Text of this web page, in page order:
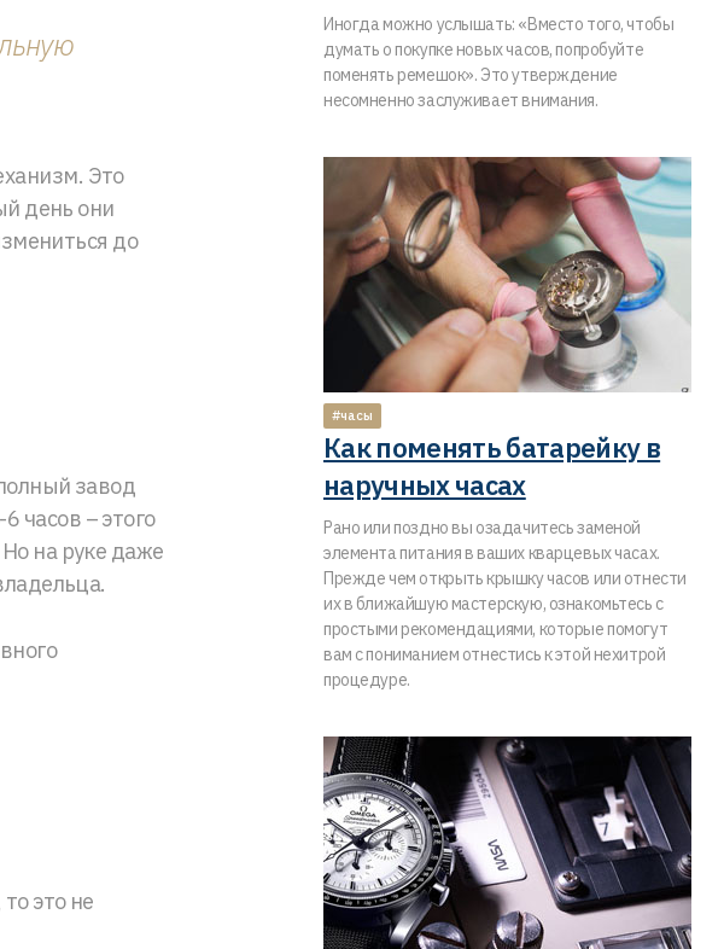
Это
день они
до
завод
часов – этого
на руке даже
это не
Иногда можно услышать: «Вместо того, чтобы
думать о покупке новых часов, попробуйте
поменять ремешок». Это утверждение
несомненно заслуживает внимания.
#часы
Как поменять батарейку в
наручных часах
Рано или поздно вы озадачитесь заменой
элемента питания в ваших кварцевых часах.
Прежде чем открыть крышку часов или отнести
их в ближайшую мастерскую, ознакомьтесь с
простыми рекомендациями, которые помогут
вам с пониманием отнестись к этой нехитрой
процедуре.